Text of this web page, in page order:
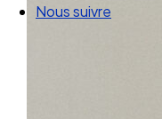
Nous suivre